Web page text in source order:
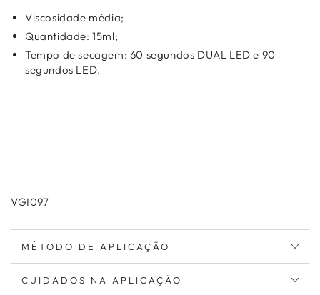
Viscosidade média;
Quantidade: 15ml;
Tempo de secagem: 60 segundos DUAL LED e 90
segundos LED.
VGI097
MÉTODO DE APLICAÇÃO
CUIDADOS NA APLICAÇÃO